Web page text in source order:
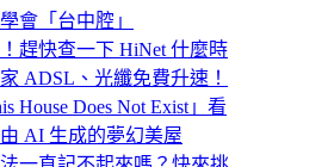
會「台中腔」
趕快查一下 HiNet 什麼時
ADSL、光纖免費升速！
House Does Not Exist」看
AI 生成的夢幻美屋